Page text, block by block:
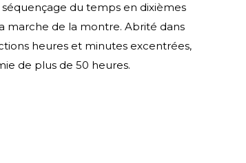
du temps en dixièmes
marche de la montre. Abrité dans
heures et minutes excentrées,
de plus de 50 heures.